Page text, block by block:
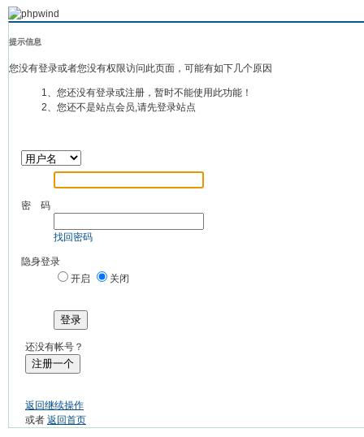
提示信息
您没有登录或者您没有权限访问此页面，可能有如下几个原因
1、您还没有登录或注册，暂时不能使用此功能！
2、您还不是站点会员,请先登录站点
密 码
找回密码
隐身登录
开启
关闭
登录
还没有帐号？
注册一个
返回继续操作
或者 返回首页